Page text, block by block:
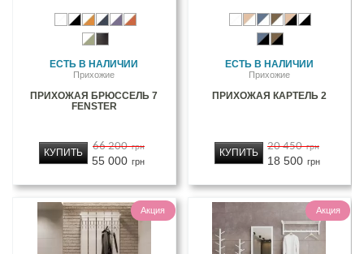
ЕСТЬ В НАЛИЧИИ
Прихожие
ПРИХОЖАЯ БРЮССЕЛЬ 7
FENSTER
66 200 грн
55 000 грн
КУПИТЬ
ЕСТЬ В НАЛИЧИИ
Прихожие
ПРИХОЖАЯ КАРТЕЛЬ 2
20 450 грн
18 500 грн
КУПИТЬ
Акция Акция